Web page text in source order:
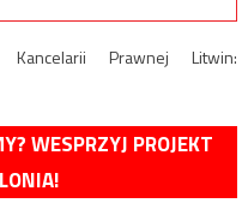
Prawnej Litwin:
WESPRZYJ PROJEKT